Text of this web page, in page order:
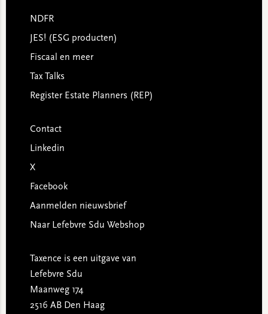
NDFR
JES! (ESG producten)
Fiscaal en meer
Tax Talks
Register Estate Planners (REP)
Contact
Linkedin
X
Facebook
Aanmelden nieuwsbrief
Naar Lefebvre Sdu Webshop
Taxence is een uitgave van
Lefebvre Sdu
Maanweg 174
2516 AB Den Haag